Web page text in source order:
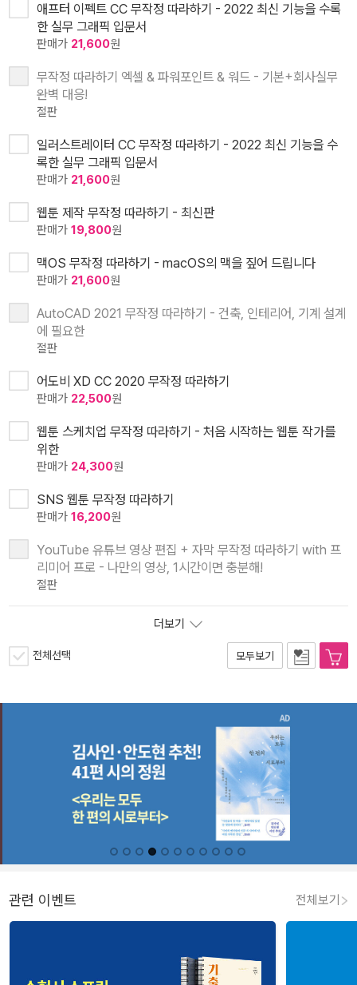
애프터 이펙트 CC 무작정 따라하기 - 2022 최신 기능을 수록
한 실무 그래픽 입문서
판매가 21,600원
무작정 따라하기 엑셀 & 파워포인트 & 워드 - 기본+회사실무
완벽 대응!
절판
일러스트레이터 CC 무작정 따라하기 - 2022 최신 기능을 수
록한 실무 그래픽 입문서
판매가 21,600원
웹툰 제작 무작정 따라하기 - 최신판
판매가 19,800원
맥OS 무작정 따라하기 - macOS의 맥을 짚어 드립니다
판매가 21,600원
AutoCAD 2021 무작정 따라하기 - 건축, 인테리어, 기계 설계
에 필요한
절판
어도비 XD CC 2020 무작정 따라하기
판매가 22,500원
웹툰 스케치업 무작정 따라하기 - 처음 시작하는 웹툰 작가를
위한
판매가 24,300원
SNS 웹툰 무작정 따라하기
판매가 16,200원
YouTube 유튜브 영상 편집 + 자막 무작정 따라하기 with 프
리미어 프로 - 나만의 영상, 1시간이면 충분해!
절판
더보기
전체선택 모두보기
관련 이벤트 전체보기